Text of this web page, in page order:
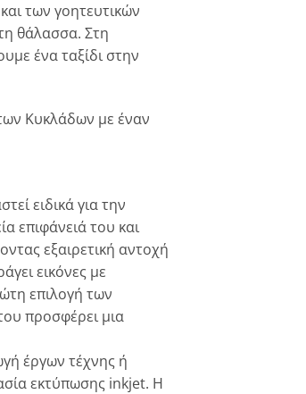
των γοητευτικών
θάλασσα. Στη
ένα ταξίδι στην
Κυκλάδων με έναν
ειδικά για την
επιφάνειά του και
εξαιρετική αντοχή
εικόνες με
επιλογή των
προσφέρει μια
έργων τέχνης ή
εκτύπωσης inkjet. Η